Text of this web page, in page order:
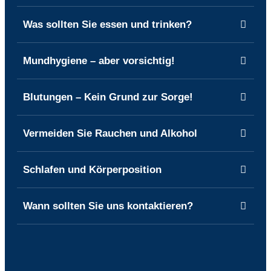
Was sollten Sie essen und trinken?
Mundhygiene – aber vorsichtig!
Blutungen – Kein Grund zur Sorge!
Vermeiden Sie Rauchen und Alkohol
Schlafen und Körperposition
Wann sollten Sie uns kontaktieren?